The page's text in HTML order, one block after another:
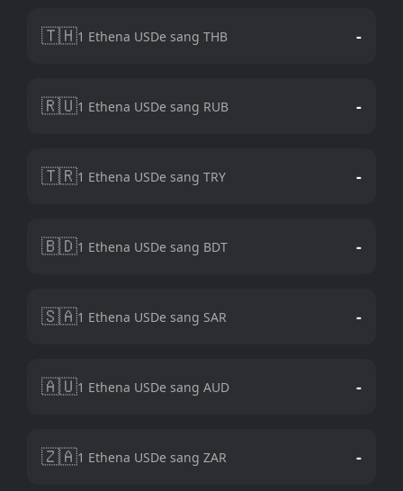
🇹🇭1 Ethena USDe sang THB -
🇷🇺1 Ethena USDe sang RUB -
🇹🇷1 Ethena USDe sang TRY -
🇧🇩1 Ethena USDe sang BDT -
🇸🇦1 Ethena USDe sang SAR -
🇦🇺1 Ethena USDe sang AUD -
🇿🇦1 Ethena USDe sang ZAR -